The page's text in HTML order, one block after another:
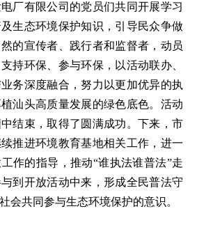
厂有限公司的党员们共同开展学习
生态环境保护知识，引导民众争做
的宣传者、践行者和监督者，动员
持环保、参与环保，以活动联办、
务深度融合，努力以更加优异的执
汕头高质量发展的绿色底色。活动
结束，取得了圆满成功。下来，市
推进环境教育基地相关工作，进一
作的指导，推动“谁执法谁普法”走
到开放活动中来，形成全民普法守
会共同参与生态环境保护的意识。